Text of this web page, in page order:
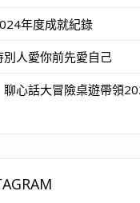
年度成就紀錄
別人愛你前先愛自己
聊心話大冒險桌遊帶領